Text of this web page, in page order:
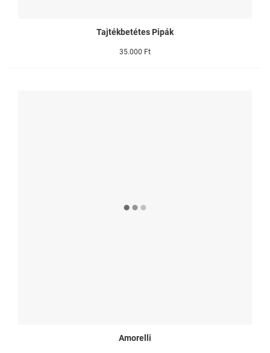
Tajtékbetétes Pipák
35.000 Ft
Amorelli